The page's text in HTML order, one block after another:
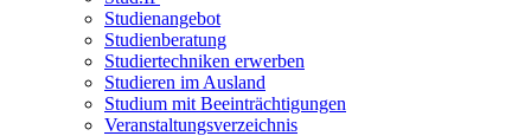
Studienangebot
Studienberatung
Studiertechniken erwerben
Studieren im Ausland
Studium mit Beeinträchtigungen
Veranstaltungsverzeichnis